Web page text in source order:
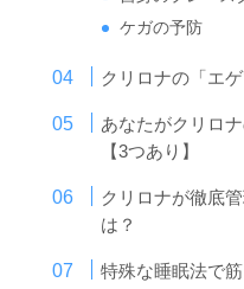
ケガの予防
クリロナの「エ
あなたがクリロ
【3つあり】
クリロナが徹底
は？
特殊な睡眠法で